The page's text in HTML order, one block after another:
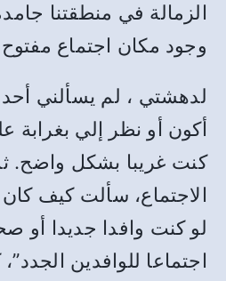
الزمالة في منطقتنا
وجود مكان اجتماع
لدهشتي ، لم يسألني
أكون أو نظر إلي بغرابة
كنت غريبا بشكل واضح.
الاجتماع، سألت كيف
لو كنت وافدا جديدا أو
اجتماعا للوافدين